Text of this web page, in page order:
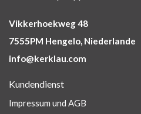
Vikkerhoekweg 48
7555PM Hengelo, Niederlande
info@kerklau.com
Kundendienst
Impressum und AGB